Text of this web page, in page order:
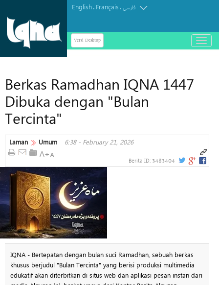
English. Français.فارسی
Versi Desktop
باز
و
Berkas Ramadhan IQNA 1447
Dibuka dengan "Bulan
Tercinta"
Laman Umum 6:38 - February 21, 2026
Berita ID: 3483404
IQNA - Bertepatan dengan bulan suci Ramadhan, sebuah berkas
khusus berjudul "Bulan Tercinta" yang berisi produksi multimedia
edukatif akan diterbitkan di situs web dan aplikasi pesan instan dari